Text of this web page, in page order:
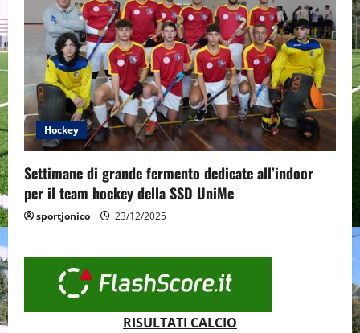
Hockey
Settimane di grande fermento dedicate all’indoor
per il team hockey della SSD UniMe
sportjonico 23/12/2025
RISULTATI CALCIO